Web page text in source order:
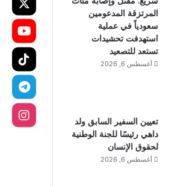
المرتزقة المدعومين
سعودياً في عملية
استهدفت تحشيدات
تستعد للتصعيد
أغسطس 6, 2026
تعيين السفير السابق ولد
داهي رئيسًا للجنة الوطنية
لحقوق الإنسان
أغسطس 6, 2026